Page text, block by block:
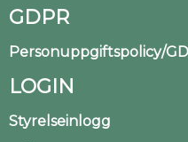
GDPR
Personuppgiftspolicy/
LOGIN
Styrelseinlogg